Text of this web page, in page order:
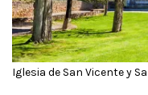
Iglesia de San Vicente y